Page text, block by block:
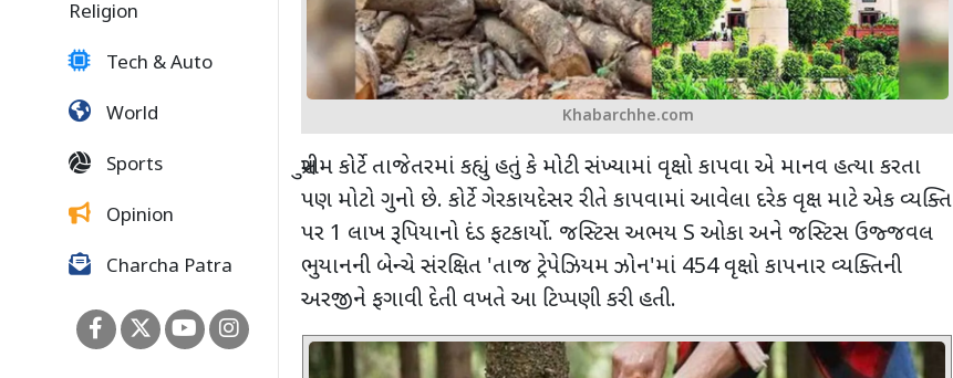
Religion
Tech & Auto
World
Sports
Opinion
Charcha Patra
Khabarchhe.com
સુપ્રીમ કોર્ટે તાજેતરમાં કહ્યું હતું કે મોટી સંખ્યામાં વૃક્ષો કાપવા એ માનવ હત્યા કરતા
પણ મોટો ગુનો છે. કોર્ટે ગેરકાયદેસર રીતે કાપવામાં આવેલા દરેક વૃક્ષ માટે એક વ્યક્તિ
પર 1 લાખ રૂપિયાનો દંડ ફટકાર્યો. જસ્ટિસ અભય S ઓકા અને જસ્ટિસ ઉજ્જવલ
ભુયાનની બેન્ચે સંરક્ષિત 'તાજ ટ્રેપેઝિયમ ઝોન'માં 454વૃક્ષો કાપનાર વ્યક્તિની
અરજીને ફગાવી દેતી વખતે આ ટિપ્પણી કરી હતી.